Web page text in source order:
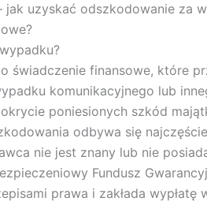
jak uzyskać odszkodowanie za
świadczenie finansowe, które
komunikacyjnego lub
poniesionych szkód
odbywa się
nie jest znany lub nie
Fundusz
prawa i zakłada wypłatę